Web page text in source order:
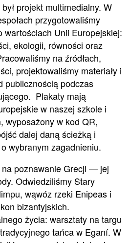
projekt multimedialny. W
przygotowaliśmy
wartościach Unii Europejskiej:
ekologii, równości oraz
na źródłach,
projektowaliśmy materiały i
publicznością podczas
Plakaty mają
w naszej szkole i
wyposażony w kod QR,
dalej daną ścieżką i
wybranym zagadnieniu.
na poznawanie Grecji — jej
Odwiedziliśmy Stary
wąwóz rzeki Enipeas i
bizantyjskich.
życia: warsztaty na targu
tańca w Eganí. W